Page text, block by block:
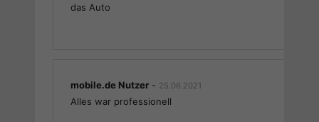
das Auto
mobile.de Nutzer - 25.06.2021
Alles war professionell